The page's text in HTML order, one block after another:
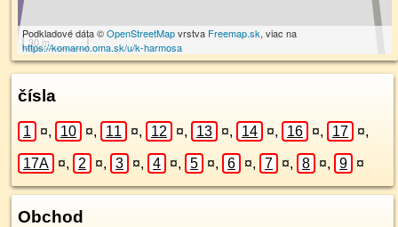
30 m
Podkladové dáta ©OpenStreetMapvrstva Freemap.sk, viac na
https://komarno.oma.sk/u/k-harmosa
čísla
1 ¤, 10 ¤, 11 ¤, 12 ¤, 13 ¤, 14 ¤, 16 ¤, 17 ¤,
17A ¤, 2 ¤, 3 ¤, 4 ¤, 5 ¤, 6 ¤, 7 ¤, 8 ¤, 9 ¤
Obchod